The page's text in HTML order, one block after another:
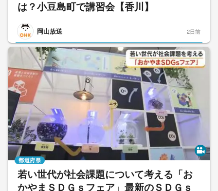
は？小豆島町で講習会【香川】
岡山放送 2日前
若い世代が社会課題について考える「お
かやまＳＤＧｓフェア」最新のＳＤＧｓ
都道府県